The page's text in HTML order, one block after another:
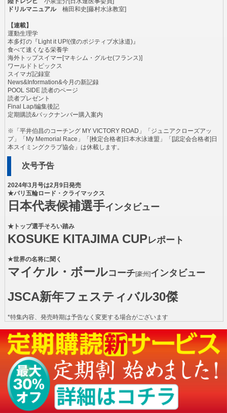
ドリルマニュアル楠田和史[藤村水泳教室]
【連載】
運動生理学
本多灯の『Light it UP!(僕のポジティブ水泳道)』
食べて速くなる栄養学
海外トップスイマー[マキシム・グルセ(フランス)]
ワールドトピックス
スイマガ記録室
News&Information&今月の新記録
POOL SIDE 読者のページ
読者プレゼント
Final Lap/編集後記
定期購読&バックナンバー購入案内
※「平井伯昌のコーチング MY VICTORY ROAD」「ジュニアクローズアッ
プ」「My Memorial Race」「[検定合格者]日本水泳連盟」「[認定会合格者]日
本スイミングクラブ協会」は休載します。
次号予告
2024年3月号は2月9日発売
★パリ五輪ロード・クライマックス
日本代表候補選手インタビュー
★トップ選手そろい踏み
KOSUKE KITAJIMA CUPレポート
★世界の名将に聞く
マイケル・ボールコーチ[豪州]インタビュー
JSCA新年フェスティバル30傑
*特集内容、発売時期は予告なく変更する場合がございます